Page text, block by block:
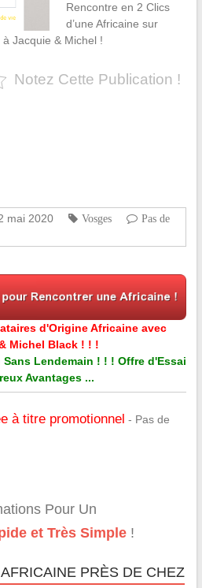
Rencontre en 2 Clics
d’une Africaine sur
Jacquie & Michel !
Notez Cette Publication !
mai 2020 Vosges
Pas de
d'Origine Africaine avec
Michel Black ! ! !
Lendemain ! ! ! Offre d'Essai
Avantages ...
à titre promotionnel - Pas de
Pour Un
et Très Simple!
PRÈS DE CHEZ